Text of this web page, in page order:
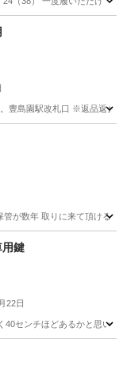
豊島園駅改札口 ※返品返金
が数年 取りに来て頂ける方
鍵
22日
センチほどあるかと思いま